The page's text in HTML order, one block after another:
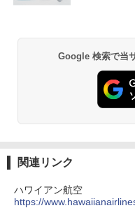
Google 検索で当
関連リンク
ハワイアン航空
https://